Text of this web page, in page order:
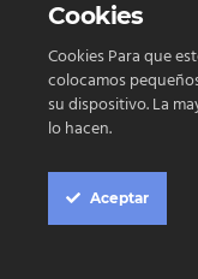
Contacto
Copyright © 2023
Cookie Box
Cookies
Cookies Para que
colocamos
su dispositivo. La
lo hacen.
Aceptar